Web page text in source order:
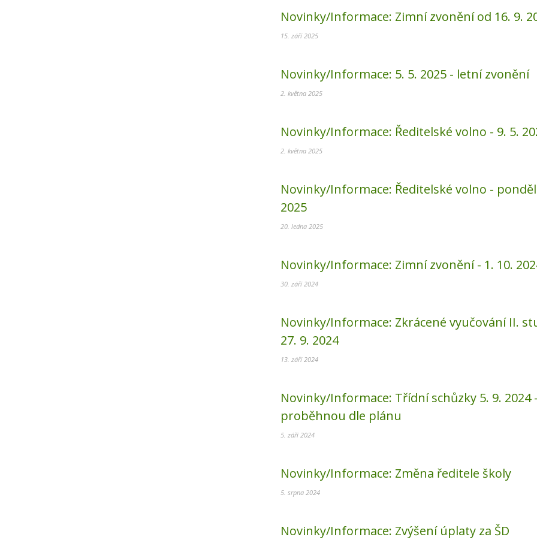
Novinky/Informace: Zimní zvonění od 16. 9.
15. září 2025
Novinky/Informace: 5. 5. 2025 - letní zvonění
2. května 2025
Novinky/Informace: Ředitelské volno - 9. 5.
2. května 2025
Novinky/Informace: Ředitelské volno -
2025
20. ledna 2025
Novinky/Informace: Zimní zvonění - 1. 10.
30. září 2024
Novinky/Informace: Zkrácené vyučování II.
27. 9. 2024
13. září 2024
Novinky/Informace: Třídní schůzky 5. 9. 2024 -
proběhnou dle plánu
5. září 2024
Novinky/Informace: Změna ředitele školy
5. srpna 2024
Novinky/Informace: Zvýšení úplaty za ŠD